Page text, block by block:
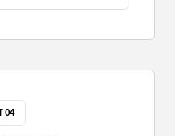
04